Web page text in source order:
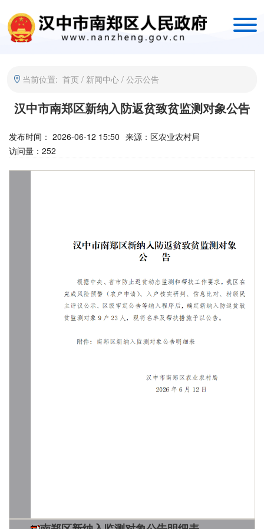
当前位置: 首页 / 新闻中心 / 公示公告
汉中市南郑区新纳入防返贫致贫监测对象公告
发布时间： 2026-06-12 15:50 来源： 区农业农村局
访问量： 252